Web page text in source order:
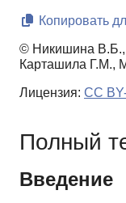
Копировать
© Никишина
Карташила Г.М.,
Лицензия: CC
Полный
Введение